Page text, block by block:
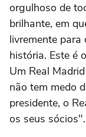
orgulhoso de
brilhante, em
livremente para
história. Este é
Um Real
não tem medo
presidente, o
os seus sócios".